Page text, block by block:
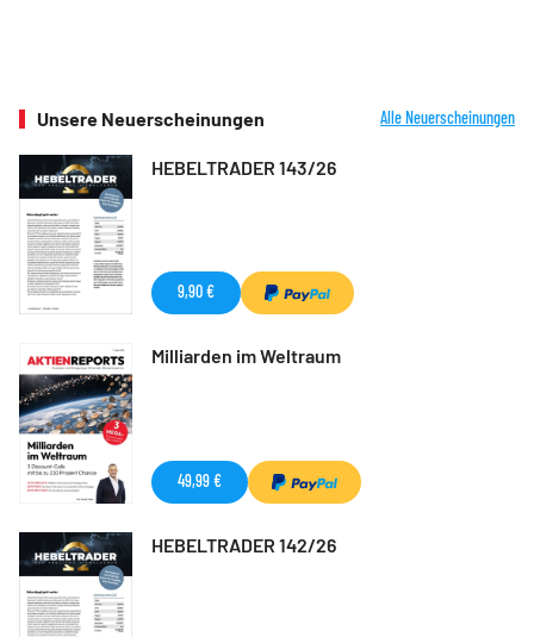
Unsere Neuerscheinungen Alle Neuerscheinungen
HEBELTRADER 143/26
9,90 €
Milliarden im Weltraum
49,99 €
HEBELTRADER 142/26